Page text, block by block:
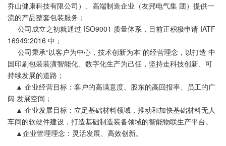
乔山健康科技有限公司）、高端制造企业（友邦电气集 团）提供一
流的产品整套包装服务；
公司成立之初就通过 ISO9001 质量体系，目前正积极申请 IATF
16949:2016 中；
公司秉承“以客户为中心，技术创新为本”的经营理念，以打造 中
国印刷包装装潢智能化、数字化生产为己任，坚持走科技创新、可
持续发展的道路；
▲ 企业经营目标：客户的高满意度、股东的高回报率、员工的广
阔 发展空间；
▲ 企业发展目标：立足基础材料领域，推动和加快基础材料无人
车间的软硬件建设，打造基础制造装备领域的智能物联生产平台。
▲企业管理理念：灵活发展、高效创新。